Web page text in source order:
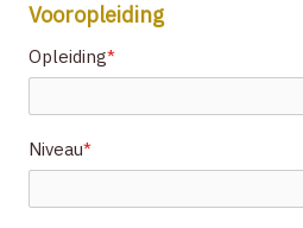
Vooropleiding
Opleiding*
Niveau*